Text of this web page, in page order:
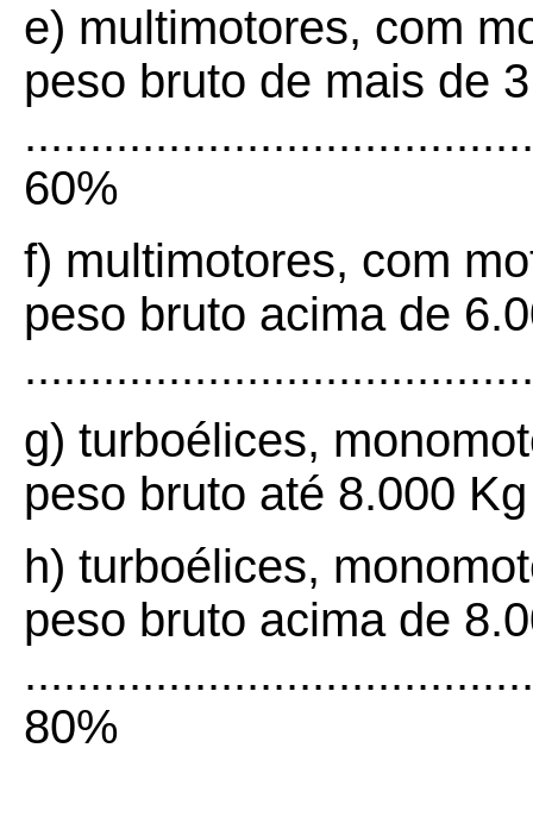
e) multimotores, com
peso bruto de mais de
60%
f) multimotores, com
peso bruto acima de
g) turboélices,
peso bruto até 8.000
h) turboélices,
peso bruto acima de
80%